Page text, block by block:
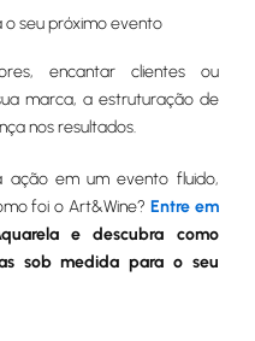
seu próximo evento
encantar clientes ou
marca, a estruturação de
nos resultados.
ação em um evento fluido,
foi o Art&Wine? Entre em
e descubra como
sob medida para o seu